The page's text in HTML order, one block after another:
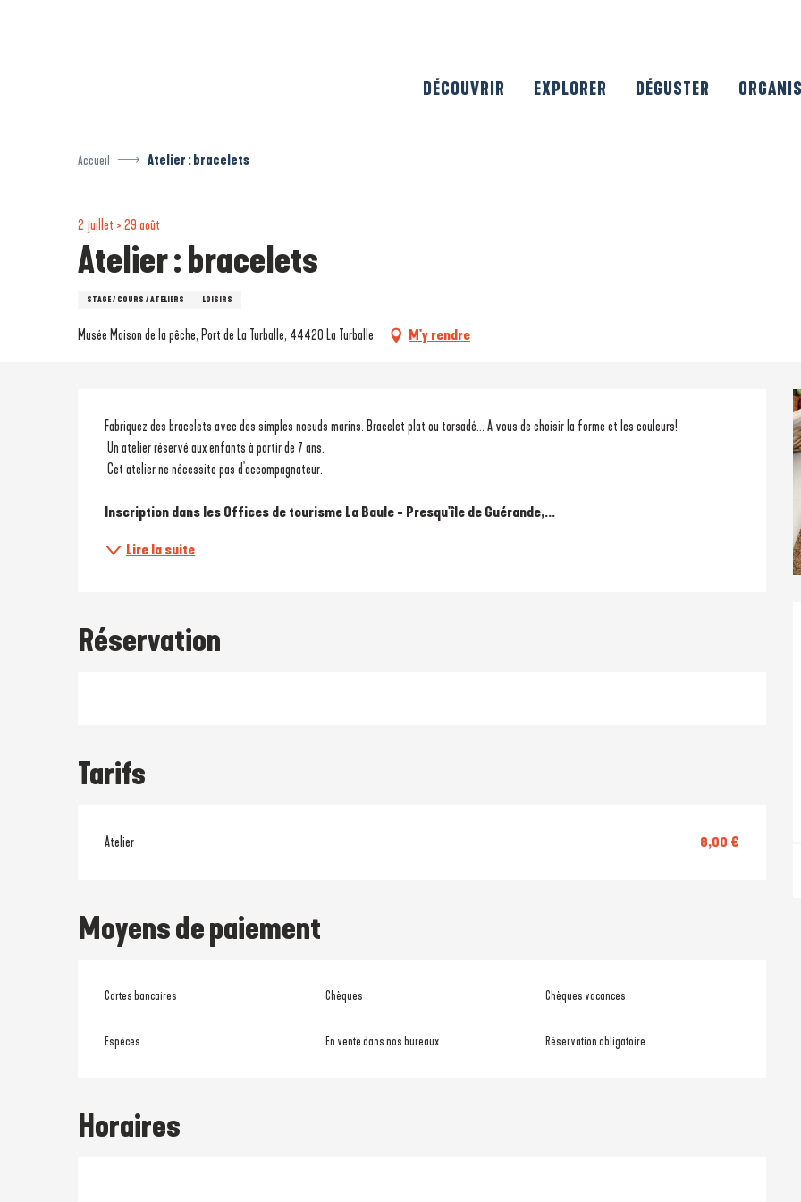
DÉCOUVRIR EXPLORER DÉGUSTER
Accueil Atelier : bracelets
2 juillet > 29 août
Atelier : bracelets
STAGE / COURS / ATELIERS LOISIRS
Musée Maison de la pêche, Port de La Turballe, 44420 La Turballe M'y rendre
Description
Fabriquez des bracelets avec des simples noeuds marins. Bracelet plat ou torsadé... A vous de choisir la forme et les couleurs!
Un atelier réservé aux enfants à partir de 7 ans.
Cet atelier ne nécessite pas d'accompagnateur.
Inscription dans les Offices de tourisme La Baule - Presqu'île de Guérande,...
Lire la suite
Réservation
Tarifs
Atelier 8,00 €
Moyens de paiement
Cartes bancaires Chèques Chèques vacances
Espèces En vente dans nos bureaux Réservation obligatoire
Horaires